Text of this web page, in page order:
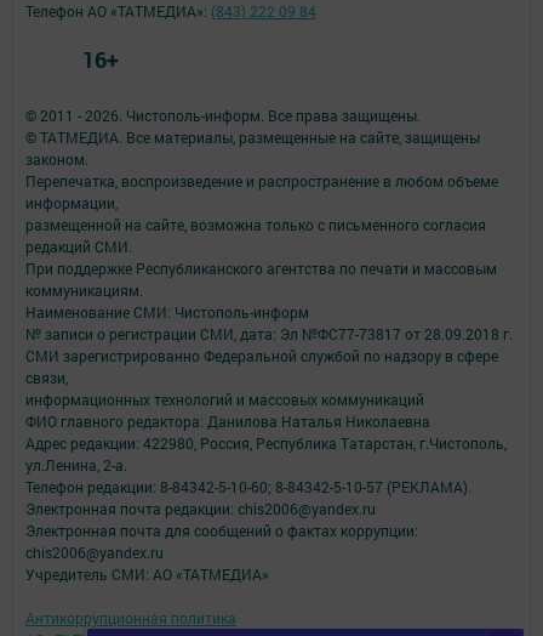
© 2011 - 2026. Чистополь-информ. Все права защищены.
© ТАТМЕДИА. Все материалы, размещенные на сайте, защищены
законом.
Перепечатка, воспроизведение и распространение в любом объеме
информации,
размещенной на сайте, возможна только с письменного согласия
редакций СМИ.
При поддержке Республиканского агентства по печати и массовым
коммуникациям.
Наименование СМИ: Чистополь-информ
№ записи о регистрации СМИ, дата: Эл №ФС77-73817 от 28.09.2018 г.
СМИ зарегистрированно Федеральной службой по надзору в сфере
связи,
информационных технологий и массовых коммуникаций
ФИО главного редактора: Данилова Наталья Николаевна
Адрес редакции: 422980, Россия, Республика Татарстан, г.Чистополь,
ул.Ленина, 2-а.
Телефон редакции: 8-84342-5-10-60; 8-84342-5-10-57 (РЕКЛАМА).
Электронная почта редакции: chis2006@yandex.ru
Электронная почта для сообщений о фактах коррупции:
chis2006@yandex.ru
Учредитель СМИ: АО «ТАТМЕДИА»
Антикоррупционная политика
Телефон АО «ТАТМЕДИА»: (843) 222 09 84
16+